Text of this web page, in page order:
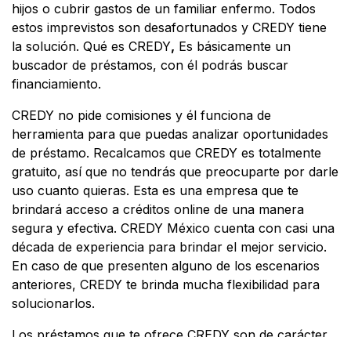
hijos o cubrir gastos de un familiar enfermo. Todos
estos imprevistos son desafortunados y CREDY tiene
la solución. Qué es CREDY, Es básicamente un
buscador de préstamos, con él podrás buscar
financiamiento.
CREDY no pide comisiones y él funciona de
herramienta para que puedas analizar oportunidades
de préstamo. Recalcamos que CREDY es totalmente
gratuito, así que no tendrás que preocuparte por darle
uso cuanto quieras. Esta es una empresa que te
brindará acceso a créditos online de una manera
segura y efectiva. CREDY México cuenta con casi una
década de experiencia para brindar el mejor servicio.
En caso de que presenten alguno de los escenarios
anteriores, CREDY te brinda mucha flexibilidad para
solucionarlos.